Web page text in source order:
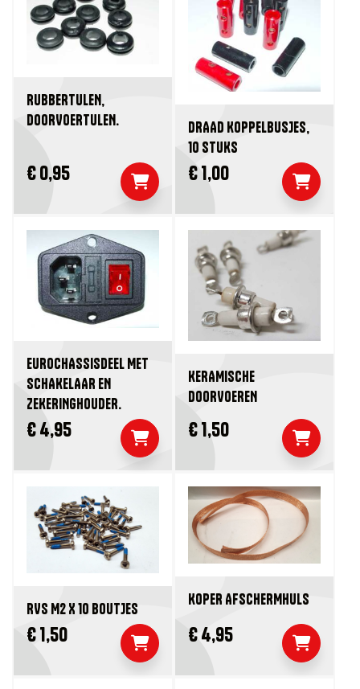
RUBBERTULEN,
DOORVOERTULEN.
€ 0,95
DRAAD KOPPELBUSJES,
10 STUKS
€ 1,00
EUROCHASSISDEEL MET
SCHAKELAAR EN
ZEKERINGHOUDER.
€ 4,95
KERAMISCHE
DOORVOEREN
€ 1,50
RVS M2 X 10 BOUTJES
€ 1,50
KOPER AFSCHERMHULS
€ 4,95